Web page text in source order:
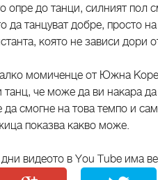
опре до танци, силният пол
да танцуват добре, просто
която не зависи дори
момиченце от Южна
че може да ви накара
смогне на това темпо и
показва какво може.
видеото в You Tube има